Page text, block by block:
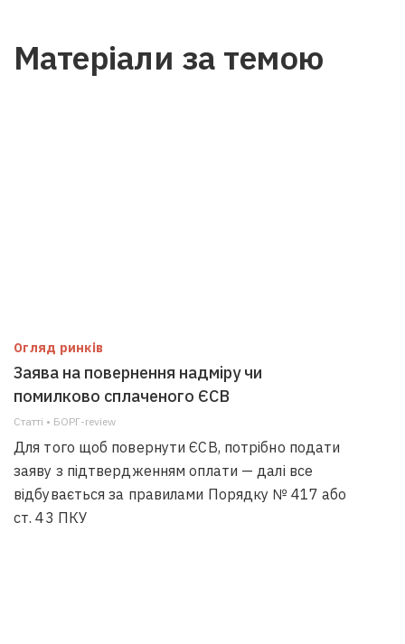
Матеріали за темою
Огляд ринків
Заява на повернення надміру чи
помилково сплаченого ЄСВ
Статті • БОРГ-review
Для того щоб повернути ЄСВ, потрібно подати
заяву з підтвердженням оплати — далі все
відбувається за правилами Порядку № 417 або
ст. 43 ПКУ